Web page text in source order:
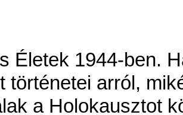
Életek 1944-ben.
történetei arról,
a Holokausztot